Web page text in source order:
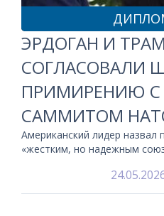
ЭРДОГАН И
СОГЛАСОВАЛИ
ПРИМИРЕНИЮ С
САММИТОМ
Американский лидер назвал
«жестким, но надежным